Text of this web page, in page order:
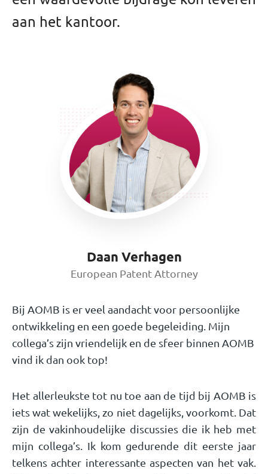
aan het kantoor.
Daan Verhagen
European Patent Attorney
Bij AOMB is er veel aandacht voor persoonlijke
ontwikkeling en een goede begeleiding. Mijn
collega’s zijn vriendelijk en de sfeer binnen AOMB
vind ik dan ook top!
Het allerleukste tot nu toe aan de tijd bij AOMB is
iets wat wekelijks, zo niet dagelijks, voorkomt. Dat
zijn de vakinhoudelijke discussies die ik heb met
mijn collega’s. Ik kom gedurende dit eerste jaar
telkens achter interessante aspecten van het vak.